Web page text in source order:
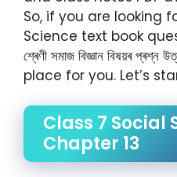
So, if you are looking
Science text book
শ্ৰেণী সমাজ বিজ্ঞান বিষয়ৰ
place for you. Let’s
Class 7 Social
Chapter 13